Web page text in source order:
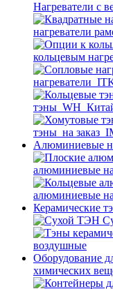
Нагреватели с
нагреватели
кольцевым
тэны_на
Алюминиевые
алюминиевые
алюминиевые
Керамические
воздушные
Оборудование
химических